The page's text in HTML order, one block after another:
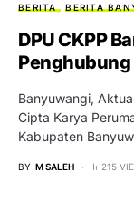
BERITA BERITA
DPU CKPP
Penghubung
Banyuwangi,
Cipta Karya
Kabupaten
BY M SALEH 215